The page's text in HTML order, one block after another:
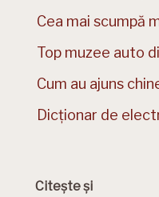
Cea mai scumpă
Top muzee auto
Cum au ajuns
Dicționar de
Citește și